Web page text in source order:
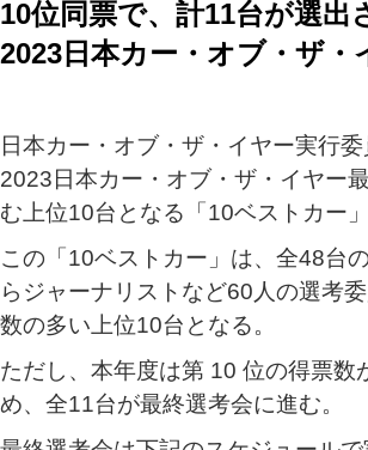
10位同票で、計11台が選出
2023日本カー・オブ・ザ・
日本カー・オブ・ザ・イヤー実行
2023日本カー・オブ・ザ・イヤー
む上位10台となる「10ベストカー
この「10ベストカー」は、全48台
らジャーナリストなど60人の選考
数の多い上位10台となる。
ただし、本年度は第 10 位の得票数
め、全11台が最終選考会に進む。